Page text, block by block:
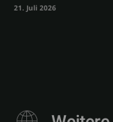
21. Juli 2026